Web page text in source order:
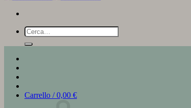
Cerca:
Carrello /0,00 €